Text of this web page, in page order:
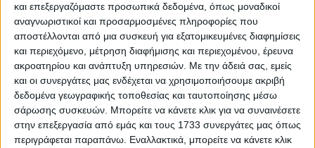
και επεξεργαζόμαστε προσωπικά δεδομένα, όπως μοναδικοί
αναγνωριστικοί και προσαρμοσμένες πληροφορίες που
αποστέλλονται από μια συσκευή για εξατομικευμένες διαφημίσεις
και περιεχόμενο, μέτρηση διαφήμισης και περιεχομένου, έρευνα
ακροατηρίου και ανάπτυξη υπηρεσιών. Με την άδειά σας, εμείς
και οι συνεργάτες μας ενδέχεται να χρησιμοποιήσουμε ακριβή
δεδομένα γεωγραφικής τοποθεσίας και ταυτοποίησης μέσω
σάρωσης συσκευών. Μπορείτε να κάνετε κλικ για να συναινέσετε
στην επεξεργασία από εμάς και τους 1733 συνεργάτες μας όπως
περιγράφεται παραπάνω. Εναλλακτικά, μπορείτε να κάνετε κλικ
ΚΑΘΙΣΜΑΤΑΚΙ:
Πωλείται παιδικό καθισματάκι isofix Britax Romer. Τιμή
100€.